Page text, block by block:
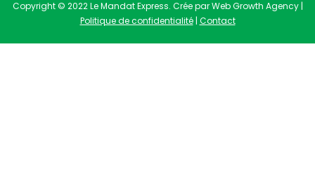
Copyright © 2022 Le Mandat Express. Crée par Web Growth Agency |
Politique de confidentialité| Contact